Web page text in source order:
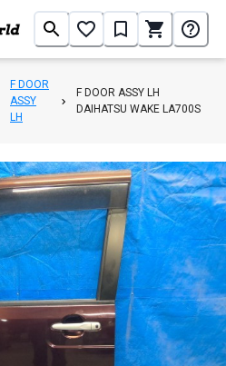
F DOOR
ASSY
LH
F DOOR ASSY LH
DAIHATSU WAKE LA700S
1/8